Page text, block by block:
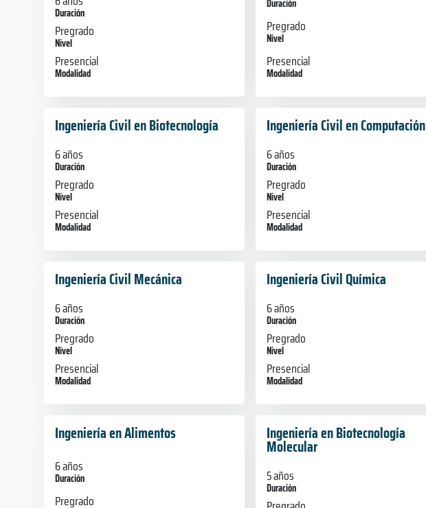
Duración
Pregrado
Nivel
Presencial
Modalidad
Duración
Pregrado
Nivel
Presencial
Modalidad
Ingeniería Civil en Biotecnología
6 años
Duración
Pregrado
Nivel
Presencial
Modalidad
Ingeniería Civil en Computación
6 años
Duración
Pregrado
Nivel
Presencial
Modalidad
Ingeniería Civil Mecánica
6 años
Duración
Pregrado
Nivel
Presencial
Modalidad
Ingeniería Civil Química
6 años
Duración
Pregrado
Nivel
Presencial
Modalidad
Ingeniería en Alimentos
6 años
Duración
Pregrado
Ingeniería en Biotecnología
Molecular
5 años
Duración